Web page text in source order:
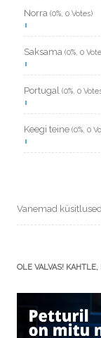
Norra (0%, 0 Votes)
Saksama (0%, 0
Portugal (0%, 0
Keegi teine (0%, 0
Vanemad
OLE VALVAS!